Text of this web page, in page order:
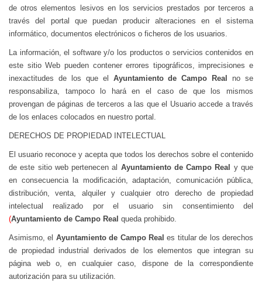
de otros elementos lesivos en los servicios prestados por terceros a
través del portal que puedan producir alteraciones en el sistema
informático, documentos electrónicos o ficheros de los usuarios.
La información, el software y/o los productos o servicios contenidos en
este sitio Web pueden contener errores tipográficos, imprecisiones e
inexactitudes de los que el Ayuntamiento de Campo Real
no se
responsabiliza, tampoco lo hará en el caso de que los mismos
provengan de páginas de terceros a las que el Usuario accede a través
de los enlaces colocados en nuestro portal.
DERECHOS DE PROPIEDAD INTELECTUAL
El usuario reconoce y acepta que todos los derechos sobre el contenido
de este sitio web pertenecen al Ayuntamiento de Campo Real y que
en consecuencia la modificación, adaptación, comunicación pública,
distribución, venta, alquiler y cualquier otro derecho de propiedad
intelectual realizado por el usuario sin consentimiento del
(Ayuntamiento de Campo Real queda prohibido.
Asimismo, el Ayuntamiento de Campo Real es titular de los derechos
de propiedad industrial derivados de los elementos que integran su
página web o, en cualquier caso, dispone de la correspondiente
autorización para su utilización.